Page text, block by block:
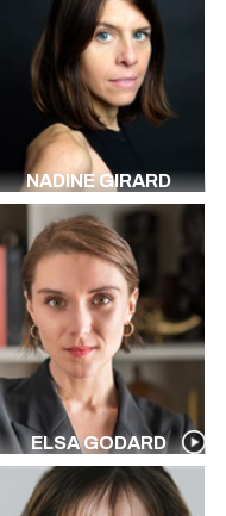
NADINE GIRARD
ELSA GODARD